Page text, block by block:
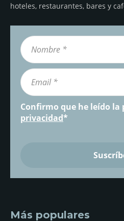
hoteles, restaurantes, bares y
Confirmo que he leído la
privacidad*
Más populares